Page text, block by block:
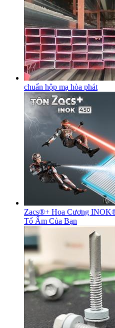
chuẩn hộp mạ hòa phát
Zacs®+ Hoa Cương
Tổ Ấm Của Bạn